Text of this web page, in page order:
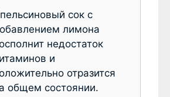
сок с
лимона
недостаток
и
отразится
общем состоянии.